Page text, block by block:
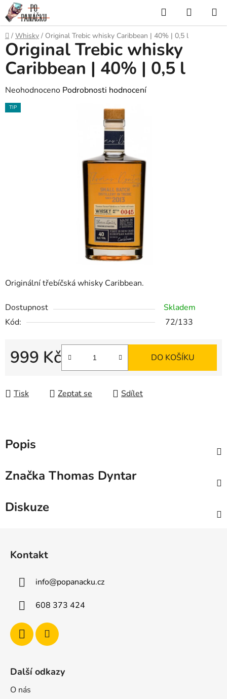
Přejít
na
obsah
Hledat
KOŠÍK
Domů
/ Whisky / Original Trebic whisky Caribbean | 40% | 0,5 l
Originální třebíčská whisky Caribbean.
Dostupnost
Skladem
Kód:
72/133
999 Kč DO KOŠÍKU
Tisk Zeptat se Sdílet
Original Trebic whisky
Caribbean | 40% | 0,5 l
Průměrné
hodnocení
Neohodnoceno Podrobnosti hodnocení
TIP
Popis
Značka Thomas Dyntar
Diskuze
Kontakt
info@popanacku.cz
608 373 424
Další odkazy
O nás